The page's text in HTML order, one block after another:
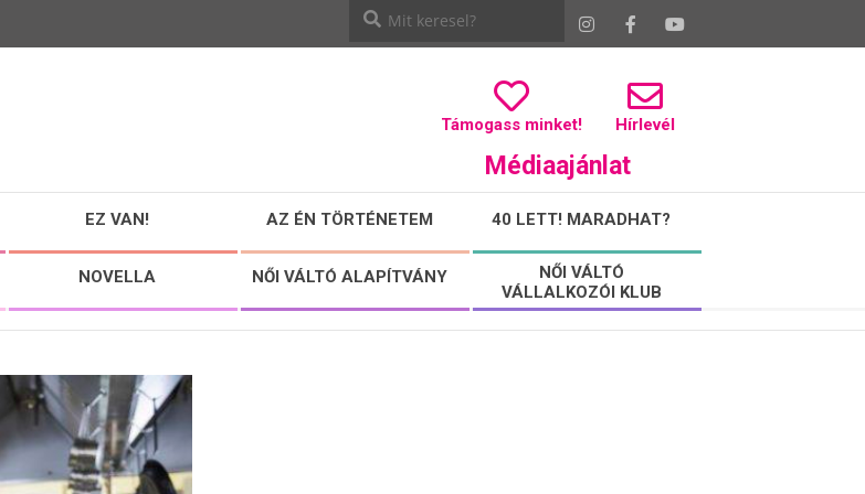
Támogass minket! Hírlevél
Médiaajánlat
EZ VAN! AZ ÉN TÖRTÉNETEM 40 LETT! MARADHAT?
NOVELLA NŐI VÁLTÓ ALAPÍTVÁNY
NŐI VÁLTÓ
VÁLLALKOZÓI KLUB